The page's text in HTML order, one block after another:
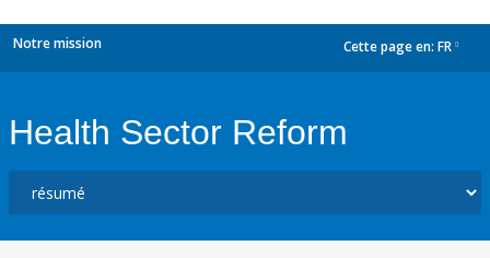
Notre mission Cette page en: FR
Health Sector Reform